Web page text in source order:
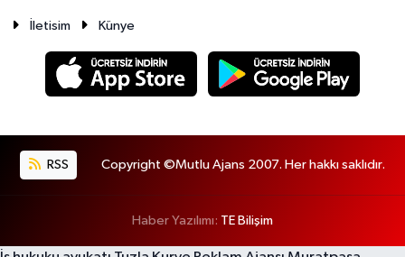
İletisim Künye
RSS Copyright ©Mutlu Ajans 2007. Her hakkı saklıdır.
Haber Yazılımı: TE Bilişim